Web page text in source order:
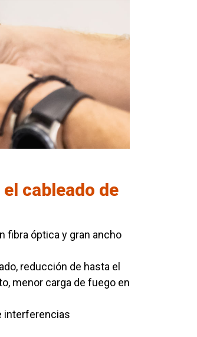
cableado de
fibra óptica y gran ancho
reducción de hasta el
menor carga de fuego en
interferencias